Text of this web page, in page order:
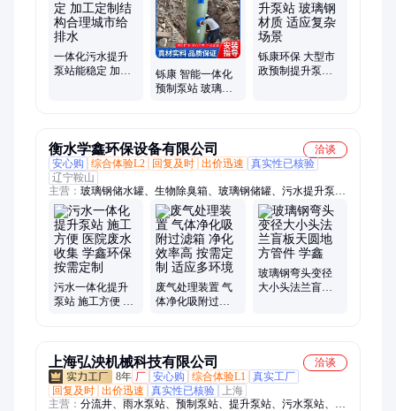
板、玻璃钢脱硫塔、玻璃钢净化塔
一体化污水提升
泵站能稳定 加工
铄康 智能一体化
预制泵站 玻璃钢
铄康环保 大型市
政预制提升泵站
衡水学鑫环保设备有限公司
洽谈
安心购
综合体验L2 回复及时 出价迅速
真实性已核验
辽宁鞍山
主营： 玻璃钢储水罐、生物除臭箱、玻璃钢储罐、污水提升泵站
设备、玻璃钢一体化泵站、玻璃钢管道、玻璃钢水箱、玻璃钢脱
硫塔
污水一体化提升
泵站 施工方便 医
废气处理装置 气
体净化吸附过滤
玻璃钢弯头变径
大小头法兰盲板
上海弘泱机械科技有限公司
洽谈
8年 厂 安心购 综合体验L1
真实工厂
回复及时 出价迅速 真实性已核验
上海
主营： 分流井、雨水泵站、预制泵站、提升泵站、污水泵站、污